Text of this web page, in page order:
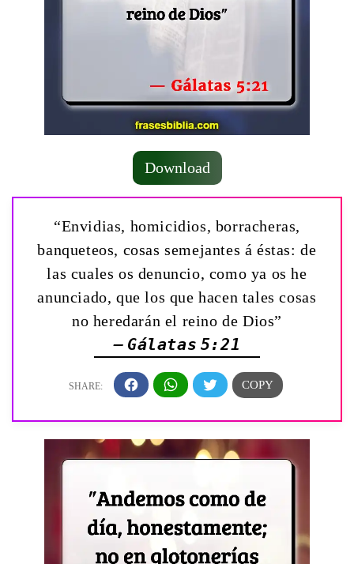
Download
“Envidias, homicidios, borracheras,
banqueteos, cosas semejantes á éstas: de
las cuales os denuncio, como ya os he
anunciado, que los que hacen tales cosas
no heredarán el reino de Dios”
— Gálatas 5:21